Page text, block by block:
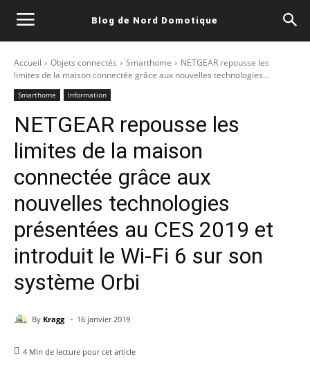
Blog de Nord Domotique
Accueil Objets connectés Smarthome
NETGEAR repousse les
limites de la maison connectée grâce aux nouvelles technologies...
Smarthome Information
NETGEAR repousse les
limites de la maison
connectée grâce aux
nouvelles technologies
présentées au CES 2019 et
introduit le Wi-Fi 6 sur son
système Orbi
By Kragg - 16 janvier 2019
4 Min de lecture pour cet article